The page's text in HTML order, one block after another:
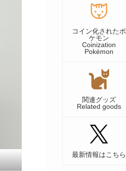
コイン化されたポ
ケモン
Coinization
Pokémon
関連グッズ
Related goods
最新情報はこちら